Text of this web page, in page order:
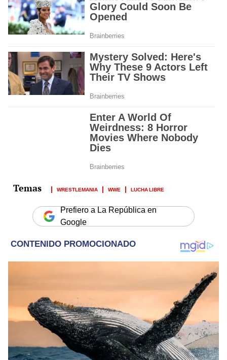
WRESTLEMANIA WWE LUCHA LIBRE
Prefiero a La República en
Google